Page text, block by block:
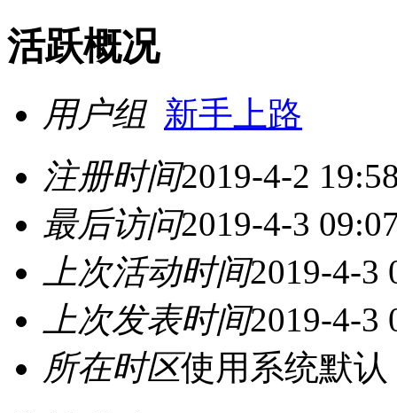
活跃概况
用户组 新手上路
注册时间2019-4-2
最后访问2019-4-3
上次活动时间2019-4-3
上次发表时间2019-4-3
所在时区使用系统默认